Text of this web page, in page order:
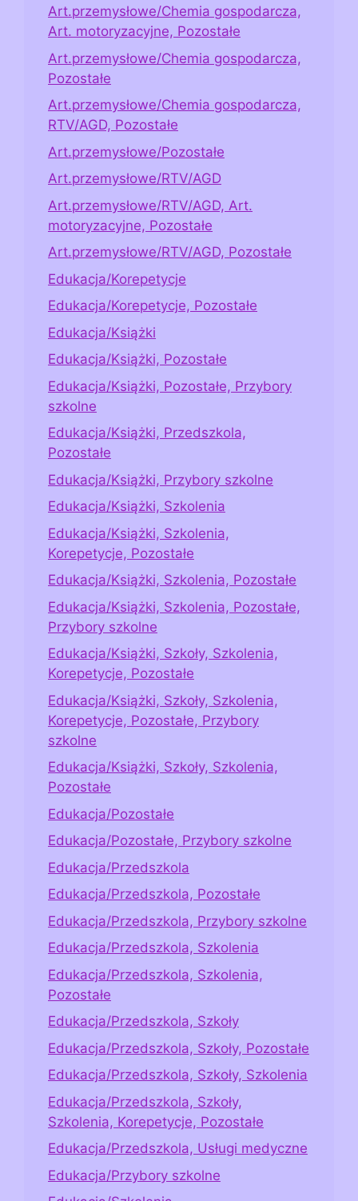
Art.przemysłowe/Chemia gospodarcza,
Art. motoryzacyjne, Pozostałe
Art.przemysłowe/Chemia gospodarcza,
Pozostałe
Art.przemysłowe/Chemia gospodarcza,
RTV/AGD, Pozostałe
Art.przemysłowe/Pozostałe
Art.przemysłowe/RTV/AGD
Art.przemysłowe/RTV/AGD, Art.
motoryzacyjne, Pozostałe
Art.przemysłowe/RTV/AGD, Pozostałe
Edukacja/Korepetycje
Edukacja/Korepetycje, Pozostałe
Edukacja/Książki
Edukacja/Książki, Pozostałe
Edukacja/Książki, Pozostałe, Przybory
szkolne
Edukacja/Książki, Przedszkola,
Pozostałe
Edukacja/Książki, Przybory szkolne
Edukacja/Książki, Szkolenia
Edukacja/Książki, Szkolenia,
Korepetycje, Pozostałe
Edukacja/Książki, Szkolenia, Pozostałe
Edukacja/Książki, Szkolenia, Pozostałe,
Przybory szkolne
Edukacja/Książki, Szkoły, Szkolenia,
Korepetycje, Pozostałe
Edukacja/Książki, Szkoły, Szkolenia,
Korepetycje, Pozostałe, Przybory
szkolne
Edukacja/Książki, Szkoły, Szkolenia,
Pozostałe
Edukacja/Pozostałe
Edukacja/Pozostałe, Przybory szkolne
Edukacja/Przedszkola
Edukacja/Przedszkola, Pozostałe
Edukacja/Przedszkola, Przybory szkolne
Edukacja/Przedszkola, Szkolenia
Edukacja/Przedszkola, Szkolenia,
Pozostałe
Edukacja/Przedszkola, Szkoły
Edukacja/Przedszkola, Szkoły, Pozostałe
Edukacja/Przedszkola, Szkoły, Szkolenia
Edukacja/Przedszkola, Szkoły,
Szkolenia, Korepetycje, Pozostałe
Edukacja/Przedszkola, Usługi medyczne
Edukacja/Przybory szkolne